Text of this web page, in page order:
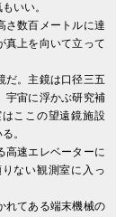
いい。
数百メートルに達
真上を向いて立って
。主鏡は口径三五
宇宙に浮かぶ研究補
ここの望遠鏡施設
。
速エレベーターに
ない観測室に入っ
れてある端末機械の